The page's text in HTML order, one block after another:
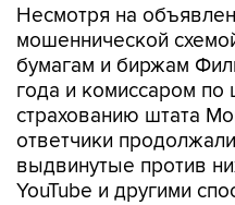
Несмотря на
мошеннической
бумагам и биржам
года и комиссаром
страхованию штата
ответчики
выдвинутые против
YouTube и другими